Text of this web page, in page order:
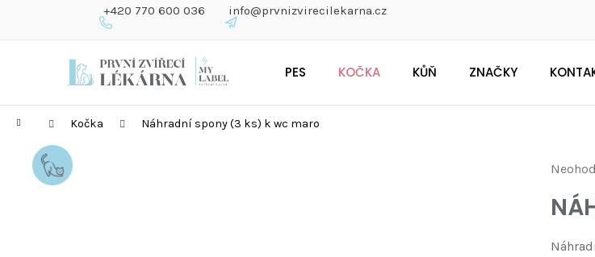
+420 770 600 036 info@prvnizvirecilekarna.cz
PES KOČKA KŮŇ ZNAČKY
Domů Kočka Náhradní spony (3 ks) k wc maro
obchodu
obchodu
CO POTŘEBUJETE NAJÍT?